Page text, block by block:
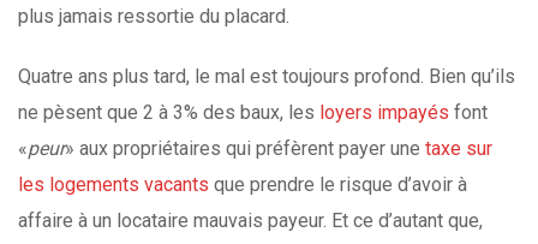
plus jamais ressortie du placard.
Quatre ans plus tard, le mal est toujours profond. Bien qu’ils
ne pèsent que 2 à 3% des baux, les loyers impayés font
«peur» aux propriétaires qui préfèrent payer une taxe sur
les logements vacants que prendre le risque d’avoir à
affaire à un locataire mauvais payeur. Et ce d’autant que,